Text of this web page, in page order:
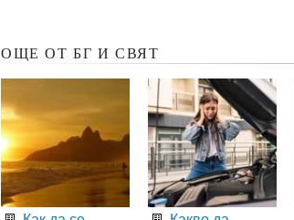
ОЩЕ ОТ БГ И СВЯТ